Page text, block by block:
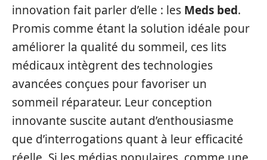
innovation fait parler d’elle : les Meds bed.
Promis comme étant la solution idéale pour
améliorer la qualité du sommeil, ces lits
médicaux intègrent des technologies
avancées conçues pour favoriser un
sommeil réparateur. Leur conception
innovante suscite autant d’enthousiasme
que d’interrogations quant à leur efficacité